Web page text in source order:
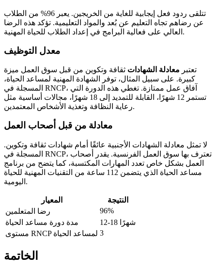
تتلقى ردود فعل إيجابية للغاية من الخريجين. يعبر 96% من الطلاب
عن رضاهم تجاه التعليم عن بُعد والمواد التعليمية. تؤكد هذه الرضا
العالي على فعالية البرامج في إعداد الطلاب للحياة المهنية.
معدل التوظيف
تعتبر معادلة الشهادات ثقافة وتكوين من قبل سوق العمل ميزة
كبيرة. على سبيل المثال، توفر الشهادة المهنية لمساعد الحياة،
المسجلة في RNCP، آفاق عمل ممتازة. تغطي هذه الدورة التي
تستمر 12 شهرًا، القابلة للتمديد إلى 18 شهرًا، مجالات أساسية مثل
رعاية النظافة وتغذية الأشخاص المعتمدين.
معادلة من قبل أصحاب العمل
لا تمثل معادلة الشهادات الأجنبية عائقًا أمام شهادات ثقافة وتكوين.
المسجلة في RNCP، تعترف بها سوق العمل الفرنسية. يقدر أصحاب
العمل بشكل خاص تعدد المهارات المكتسبة، كما يتضح من برنامج
مساعد الحياة الذي يتضمن 112 ساعة من التقنيات المهنية للحياة
اليومية.
المعيار
النتيجة
رضا المتعلمين
96%
مدة دورة مساعد الحياة
12-18 شهرًا
مستوى RNCP لمساعد الحياة 3
الخاتمة